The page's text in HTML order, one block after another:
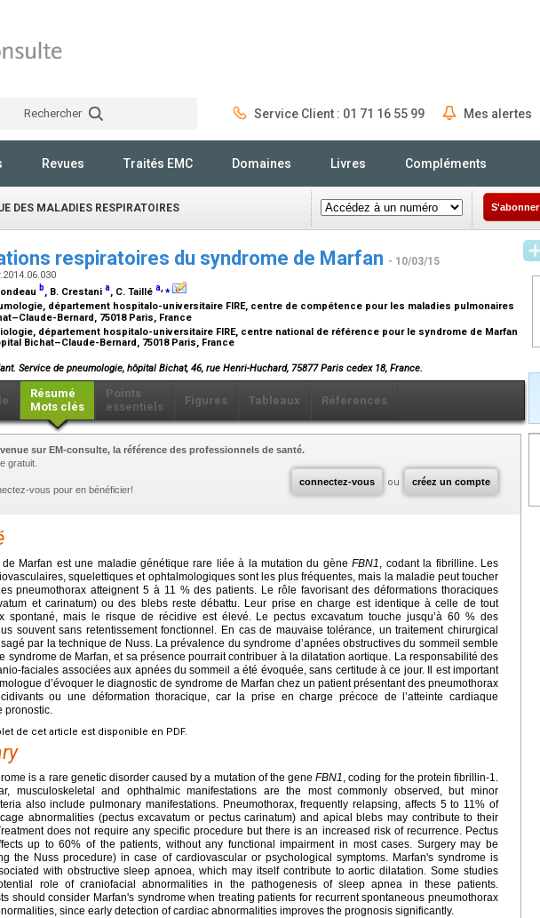
Rechercher Service Client : 01 71 16 55 99 Mes alertes
Revues Traités EMC Domaines Livres Compléments
DES MALADIES RESPIRATOIRES S'abonner
respiratoires du syndrome de Marfan - 10/03/15
b, B. Crestani a, C. Taillé a,⁎
département hospitalo-universitaire FIRE, centre de compétence pour les maladies pulmonaires
Bernard, 75018 Paris, France
département hospitalo-universitaire FIRE, centre national de référence pour le syndrome de Marfan
Bichat–Claude-Bernard, 75018 Paris, France
Service de pneumologie, hôpital Bichat, 46, rue Henri-Huchard, 75877 Paris cedex 18, France.
Résumé
Mots clés
Points
essentiels
Figures Tableaux Références
connectez-vous ou créez un compte
sur EM-consulte, la référence des professionnels de santé.
gratuit.
vous pour en bénéficier!
de Marfan est une maladie génétique rare liée à la mutation du gèneFBN1, codant la fibrilline. Les
squelettiques et ophtalmologiques sont les plus fréquentes, mais la maladie peut toucher
pneumothorax atteignent 5 à 11 % des patients. Le rôle favorisant des déformations thoraciques
et carinatum) ou des blebs reste débattu. Leur prise en charge est identique à celle de tout
spontané, mais le risque de récidive est élevé. Le pectus excavatum touche jusqu’à 60 % des
souvent sans retentissement fonctionnel. En cas de mauvaise tolérance, un traitement chirurgical
par la technique de Nuss. La prévalence du syndrome d’apnées obstructives du sommeil semble
syndrome de Marfan, et sa présence pourrait contribuer à la dilatation aortique. La responsabilité des
faciales associées aux apnées du sommeil a été évoquée, sans certitude à ce jour. Il est important
d’évoquer le diagnostic de syndrome de Marfan chez un patient présentant des pneumothorax
ou une déformation thoracique, car la prise en charge précoce de l’atteinte cardiaque
pronostic.
de cet article est disponible en PDF.
is a rare genetic disorder caused by a mutation of the geneFBN1, coding for the protein fibrillin-1.
musculoskeletal and ophthalmic manifestations are the most commonly observed, but minor
also include pulmonary manifestations. Pneumothorax, frequently relapsing, affects 5 to 11% of
abnormalities (pectus excavatum or pectus carinatum) and apical blebs may contribute to their
does not require any specific procedure but there is an increased risk of recurrence. Pectus
up to 60% of the patients, without any functional impairment in most cases. Surgery may be
the Nuss procedure) in case of cardiovascular or psychological symptoms. Marfan's syndrome is
with obstructive sleep apnoea, which may itself contribute to aortic dilatation. Some studies
role of craniofacial abnormalities in the pathogenesis of sleep apnea in these patients.
should consider Marfan's syndrome when treating patients for recurrent spontaneous pneumothorax
since early detection of cardiac abnormalities improves the prognosis significantly.